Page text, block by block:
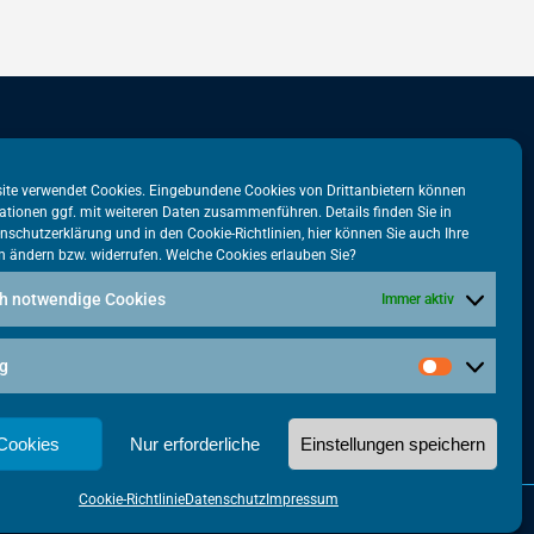
verwendet Cookies. Eingebundene Cookies von Drittanbietern können
ggf. mit weiteren Daten zusammenführen. Details finden Sie in
und in den Cookie-Richtlinien, hier können Sie auch Ihre
ändern bzw. widerrufen. Welche Cookies erlauben Sie?
notwendige Cookies Immer aktiv
Nur erforderliche Einstellungen speichern
Cookie-RichtlinieDatenschutzImpressum
31
38
VATM-Büro Brüssel
„House of Competition“
Rue de Trèves 49-51
+32 2 446 00 77